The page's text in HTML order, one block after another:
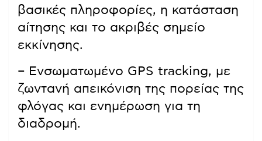
βασικές πληροφορίες, η κατάσταση
αίτησης και το ακριβές σημείο
εκκίνησης.
– Ενσωματωμένο GPS tracking, με
ζωντανή απεικόνιση της πορείας της
φλόγας και ενημέρωση για τη
διαδρομή.